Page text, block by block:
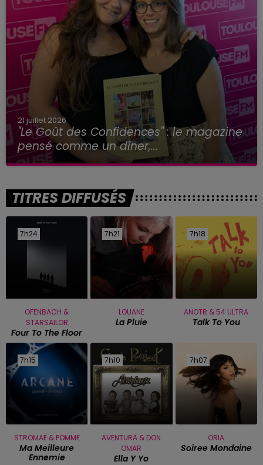
21 juillet 2026
"Le Goût des Confidences" : le magazine
pensé comme un dîner,...
TITRES DIFFUSÉS
7h24
7h24
OFENBACH &
STARSAILOR
Four To The Floor
7h21
7h21
LOUANE
La Pluie
7h18
7h18
ANOTR & 54 ULTRA
Talk To You
7h15
7h15
STROMAE & POMME
Ma Meilleure
Ennemie
7h10
7h10
AVENTURA & DON
OMAR
Ella Y Yo
7h07
7h07
ORIA
Soiree Mondaine